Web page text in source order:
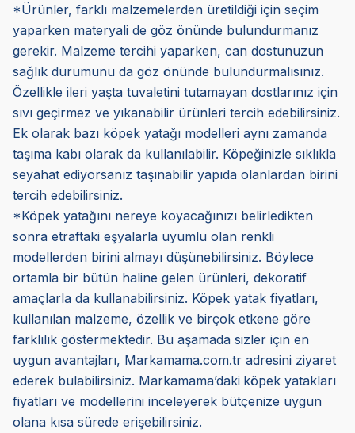
*Ürünler, farklı malzemelerden üretildiği için seçim
yaparken materyali de göz önünde bulundurmanız
gerekir. Malzeme tercihi yaparken, can dostunuzun
sağlık durumunu da göz önünde bulundurmalısınız.
Özellikle ileri yaşta tuvaletini tutamayan dostlarınız için
sıvı geçirmez ve yıkanabilir ürünleri tercih edebilirsiniz.
Ek olarak bazı köpek yatağı modelleri aynı zamanda
taşıma kabı olarak da kullanılabilir. Köpeğinizle sıklıkla
seyahat ediyorsanız taşınabilir yapıda olanlardan birini
tercih edebilirsiniz.
*Köpek yatağını nereye koyacağınızı belirledikten
sonra etraftaki eşyalarla uyumlu olan renkli
modellerden birini almayı düşünebilirsiniz. Böylece
ortamla bir bütün haline gelen ürünleri, dekoratif
amaçlarla da kullanabilirsiniz. Köpek yatak fiyatları,
kullanılan malzeme, özellik ve birçok etkene göre
farklılık göstermektedir. Bu aşamada sizler için en
uygun avantajları, Markamama.com.tr adresini ziyaret
ederek bulabilirsiniz. Markamama’daki köpek yatakları
fiyatları ve modellerini inceleyerek bütçenize uygun
olana kısa sürede erişebilirsiniz.